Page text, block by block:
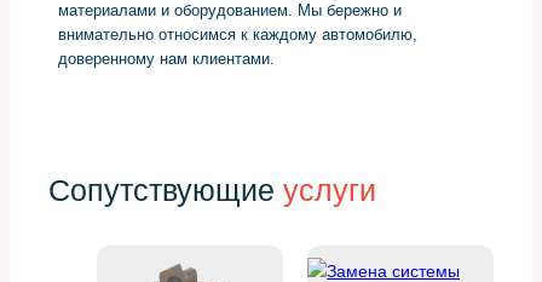
материалами и оборудованием. Мы бережно и
внимательно относимся к каждому автомобилю,
доверенному нам клиентами.
Сопутствующие услуги